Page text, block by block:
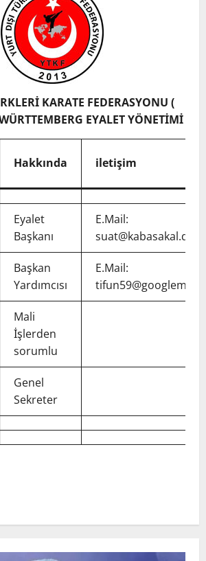
KARATE FEDERASYONU (
EYALET YÖNETİMİ
Hakkında iletişim
Eyalet
Başkanı
E.Mail:
suat@kabasakal.de
Başkan
Yardımcısı
E.Mail:
Mali
İşlerden
sorumlu
Genel
Sekreter